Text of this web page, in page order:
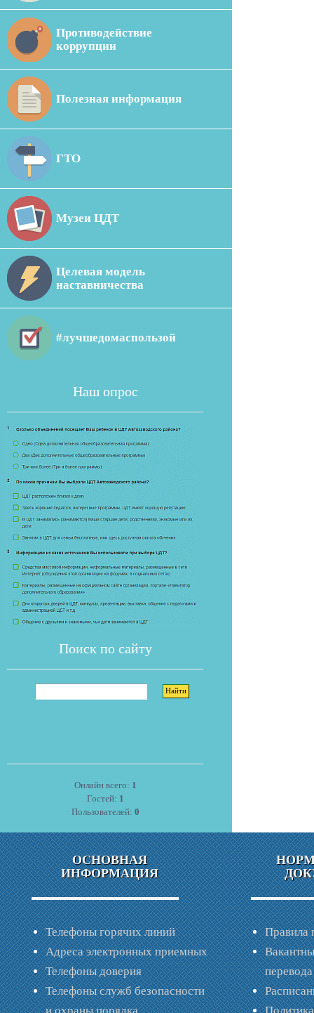
Противодействие
коррупции
Полезная информация
ГТО
Музеи ЦДТ
Целевая модель
наставничества
#лучшедомаспользой
Наш опрос
Поиск по сайту
Онлайн всего: 1
Гостей: 1
Пользователей: 0
ОСНОВНАЯ
ИНФОРМАЦИЯ
Телефоны горячих линий
Адреса электронных приемных
Телефоны доверия
Телефоны служб безопасности
Правила
перевода